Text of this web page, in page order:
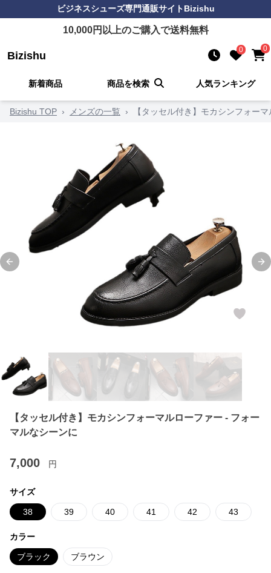
ビジネスシューズ専門通販サイトBizishu
10,000円以上のご購入で送料無料
Bizishu 0 0
新着商品 商品を検索 人気ランキング
Bizishu TOP › メンズの一覧 › 【タッセル付き】モカシンフォー
Previous slide
【タッセル付き】モカシンフォーマルローファー - フォー
マルなシーンに
7,000 円
サイズ
38 39 40 41 42 43
カラー
ブラック ブラウン